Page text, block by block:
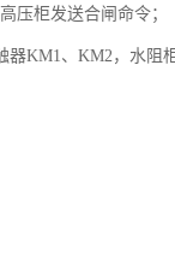
压柜发送合闸命令；
KM1、KM2，水阻